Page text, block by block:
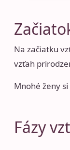
Na začiatku
vzťah
Mnohé ženy
Fázy